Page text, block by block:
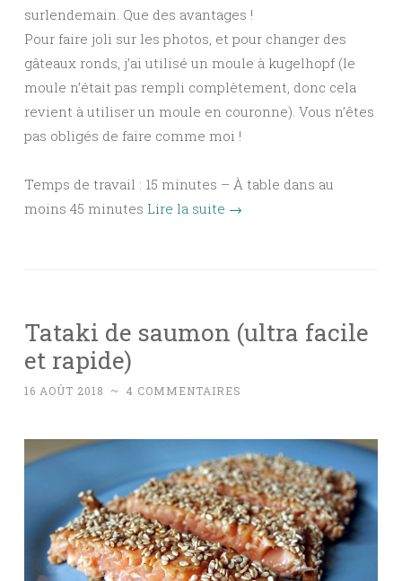
surlendemain. Que des avantages !
Pour faire joli sur les photos, et pour changer des
gâteaux ronds, j’ai utilisé un moule à kugelhopf (le
moule n’était pas rempli complètement, donc cela
revient à utiliser un moule en couronne). Vous n’êtes
pas obligés de faire comme moi !
Temps de travail : 15 minutes – À table dans au
moins 45 minutes Lire la suite →
Tataki de saumon (ultra facile
et rapide)
16 AOÛT 2018 ~ 4 COMMENTAIRES